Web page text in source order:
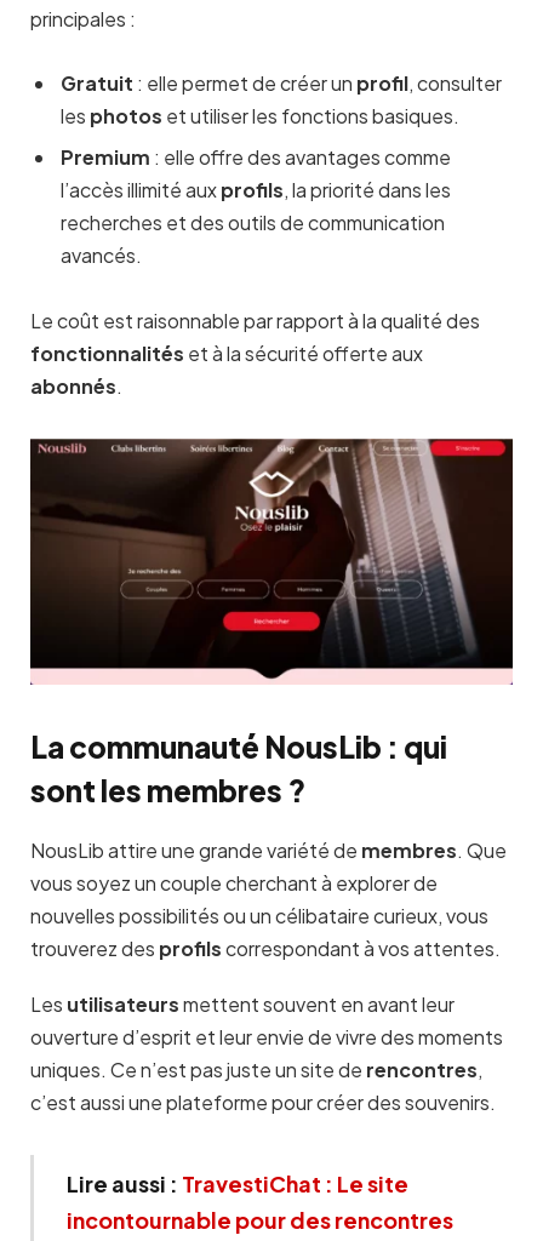
principales :
Gratuit : elle permet de créer un profil, consulter
les photos et utiliser les fonctions basiques.
Premium : elle offre des avantages comme
l’accès illimité auxprofils, la priorité dans les
recherches et des outils de communication
avancés.
Le coût est raisonnable par rapport à la qualité des
fonctionnalités et à la sécurité offerte aux
abonnés.
La communauté NousLib : qui
sont les membres ?
NousLib attire une grande variété de membres. Que
vous soyez un couple cherchant à explorer de
nouvelles possibilités ou un célibataire curieux, vous
trouverez des profilscorrespondant à vos attentes.
Les utilisateursmettent souvent en avant leur
ouverture d’esprit et leur envie de vivre des moments
uniques. Ce n’est pas juste un site de rencontres,
c’est aussi une plateforme pour créer des souvenirs.
Lire aussi : TravestiChat : Le site
incontournable pour des rencontres